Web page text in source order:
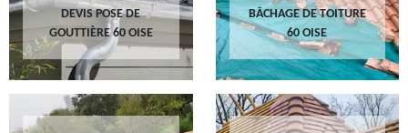
DEVIS POSE DE
GOUTTIÈRE 60 OISE
BÂCHAGE DE TOITURE
60 OISE